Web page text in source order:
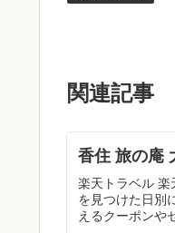
関連記事
香住 旅の庵
楽天トラベル 楽
を見つけた日別
えるクーポンや